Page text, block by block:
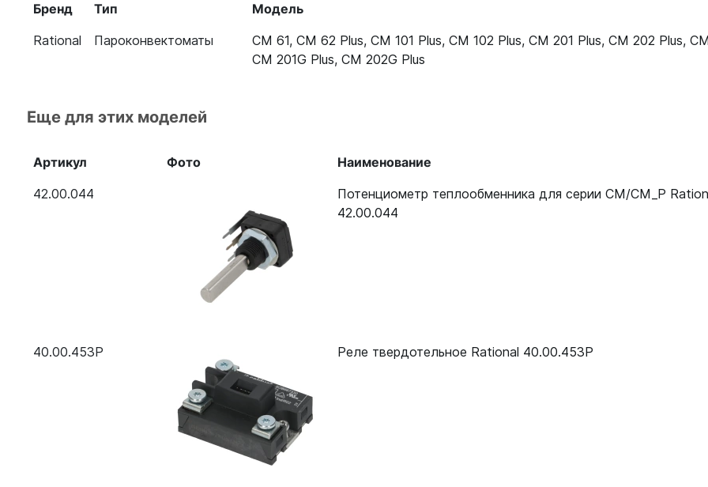
Пароконвектомат Rational CM 202G Plus (газ)
Бренд Тип
Модель
Rational
Пароконвектоматы CM 61, CM 62 Plus, CM 101 Plus, CM 102 Plus, CM 201 Plus, CM 202 Plus,
CM 201G Plus, CM 202G Plus
Еще для этих моделей
Артикул Фото
Наименование
42.00.044
Потенциометр теплообменника для серии CM/CM_P
42.00.044
40.00.453P Реле твердотельное Rational 40.00.453P